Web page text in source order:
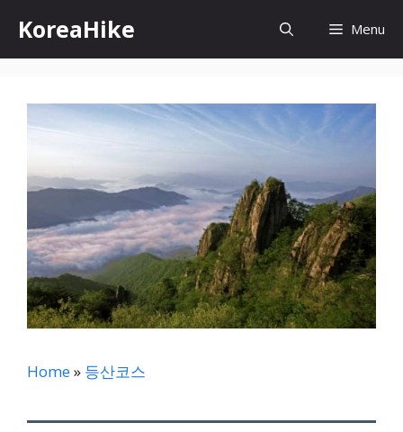
츠
KoreaHike Menu
Home» 등산코스